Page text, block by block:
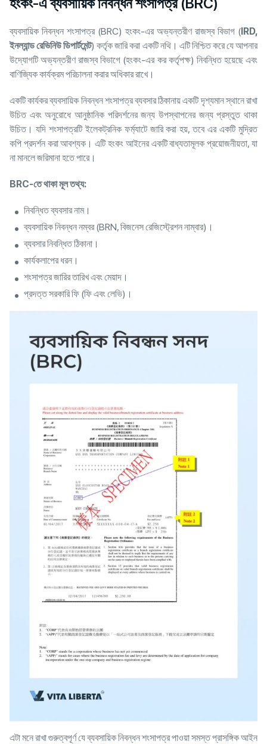
ব্যবসায়িক নিবন্ধন শংসাপত্র (BRC) হংকং-এর অভ্যন্তরীণ রাজস্ব বিভাগ (IRD,
ইনল্যান্ড রেভিনিউ ডিপার্টমেন্ট) কর্তৃক জারি করা একটি নথি। এটি নিশ্চিত করে যে আপনার
উদ্যোগটি অভ্যন্তরীণ রাজস্ব বিভাগে (হংকং-এর কর কর্তৃপক্ষ) নিবন্ধিত হয়েছে এবং
বাণিজ্যিক কার্যক্রম পরিচালনা করার অধিকার রাখে।
একটি কার্যকর ব্যবসায়িক নিবন্ধন শংসাপত্র ব্যবসার ঠিকানায় একটি দৃশ্যমান স্থানে রাখা
উচিত এবং অনুরোধে আনুষ্ঠানিক পরিদর্শনের জন্য উপস্থাপনের জন্য প্রস্তুত থাকা
উচিত। যদি শংসাপত্রটি ইলেকট্রনিক ফর্ম্যাটে জারি করা হয়, তবে এর একটি মুদ্রিত
কপি প্রদর্শন করা আবশ্যক। এটি হংকং আইনের একটি বাধ্যতামূলক প্রয়োজনীয়তা, যা
না মানলে জরিমানা হতে পারে।
BRC-তে থাকা মূল তথ্য:
নিবন্ধিত ব্যবসার নাম।
ব্যবসায়িক নিবন্ধন নম্বর (BRN, বিজনেস রেজিস্ট্রেশন নাম্বার)।
ব্যবসার নিবন্ধিত ঠিকানা।
কার্যকলাপের ধরন।
শংসাপত্র জারির তারিখ এবং মেয়াদ।
প্রদত্ত সরকারি ফি (ফি এবং লেভি)।
এটা মনে রাখা গুরুত্বপূর্ণ যে ব্যবসায়িক নিবন্ধন শংসাপত্র পাওয়া সমস্ত প্রাসঙ্গিক আইন